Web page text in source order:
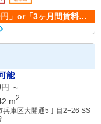
能
円 ～
m2
兵庫区大開通5丁目2−26 SS